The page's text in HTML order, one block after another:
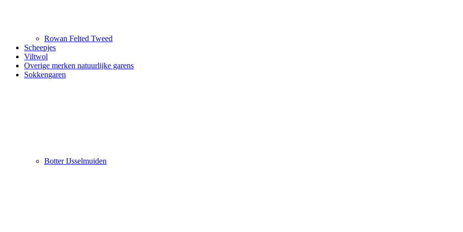
Rowan Felted Tweed
Scheepjes
Viltwol
Overige merken natuurlijke garens
Sokkengaren
Botter IJsselmuiden